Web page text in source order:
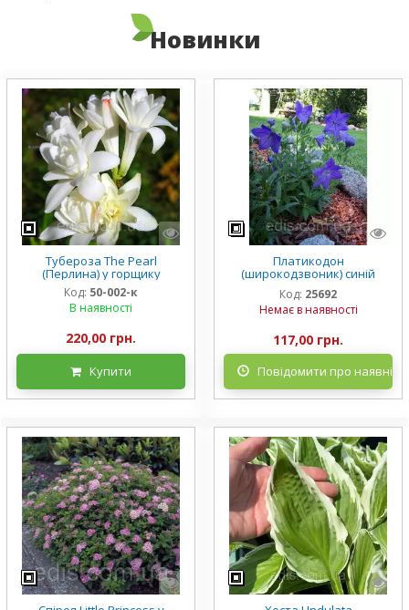
Новинки
Тубероза The Pearl
(Перлина) у горщику
Код: 50-002-к
В наявності
220,00 грн.
Купити
Платикодон
(широкодзвоник) синій
низькорослий Mariesii у
горщику
Код: 25692
Немає в наявності
117,00 грн.
Повідомити про